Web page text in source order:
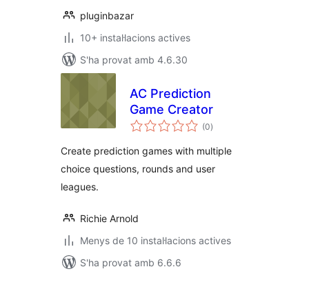
pluginbazar
10+ instal·lacions actives
S'ha provat amb 4.6.30
AC Prediction
Game Creator
(0puntuacions
totals
)
Create prediction games with multiple
choice questions, rounds and user
leagues.
Richie Arnold
Menys de 10 instal·lacions actives
S'ha provat amb 6.6.6